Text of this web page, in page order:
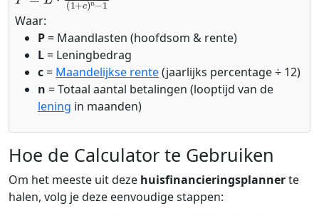
Waar:
P= Maandlasten (hoofdsom & rente)
L= Leningbedrag
c= Maandelijkse rente(jaarlijks percentage ÷ 12)
n = Totaal aantal betalingen (looptijd van de
lening in maanden)
Hoe de Calculator te Gebruiken
Om het meeste uit deze huisfinancieringsplannerte
halen, volg je deze eenvoudige stappen: